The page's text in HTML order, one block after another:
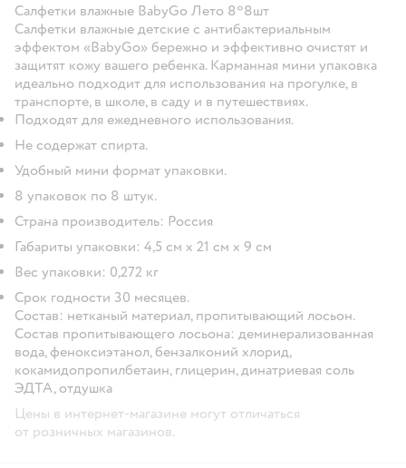
Салфетки влажные BabyGo Лето 8*8шт
Салфетки влажные детские с антибактериальным
эффектом «BabyGo» бережно и эффективно очистят и
защитят кожу вашего ребенка. Карманная мини упаковка
идеально подходит для использования на прогулке, в
транспорте, в школе, в саду и в путешествиях.
Подходят для ежедневного использования.
Не содержат спирта.
Удобный мини формат упаковки.
8 упаковок по 8 штук.
Страна производитель: Россия
Габариты упаковки: 4,5 см х 21 см х 9 см
Вес упаковки: 0,272 кг
Срок годности 30 месяцев.
Состав: нетканый материал, пропитывающий лосьон.
Состав пропитывающего лосьона: деминерализованная
вода, феноксиэтанол, бензалконий хлорид,
кокамидопропилбетаин, глицерин, динатриевая соль
ЭДТА, отдушка
Цены в интернет-магазине могут отличаться
от розничных магазинов.